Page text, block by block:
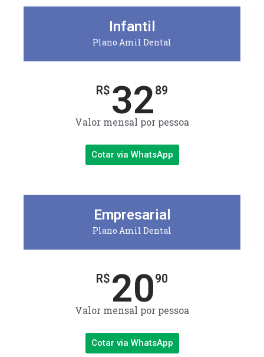
Infantil
Plano Amil Dental
R$ 3289
Valor mensal por pessoa
Cotar via WhatsApp
Empresarial
Plano Amil Dental
R$ 2090
Valor mensal por pessoa
Cotar via WhatsApp